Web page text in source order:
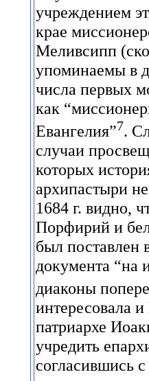
учреждением
крае
Меливсипп
упоминаемы в
числа первых
как
Евангелия”7.
случаи
которых
архипастыри
1684 г. видно,
Порфирий и
был поставлен
документа “на
диаконы
интересовала
патриархе
учредить
согласившись